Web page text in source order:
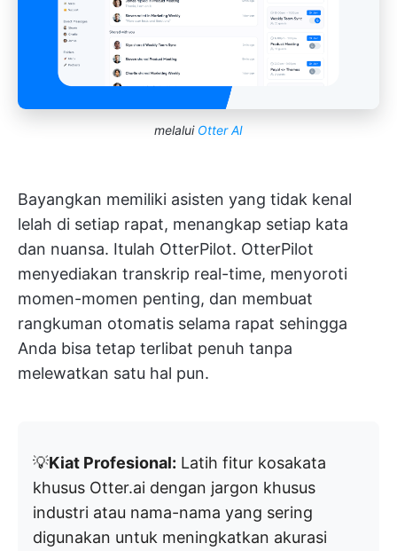
melalui Otter AI
Bayangkan memiliki asisten yang tidak kenal
lelah di setiap rapat, menangkap setiap kata
dan nuansa. Itulah OtterPilot. OtterPilot
menyediakan transkrip real-time, menyoroti
momen-momen penting, dan membuat
rangkuman otomatis selama rapat sehingga
Anda bisa tetap terlibat penuh tanpa
melewatkan satu hal pun.
💡Kiat Profesional: Latih fitur kosakata
khusus Otter.ai dengan jargon khusus
industri atau nama-nama yang sering
digunakan untuk meningkatkan akurasi